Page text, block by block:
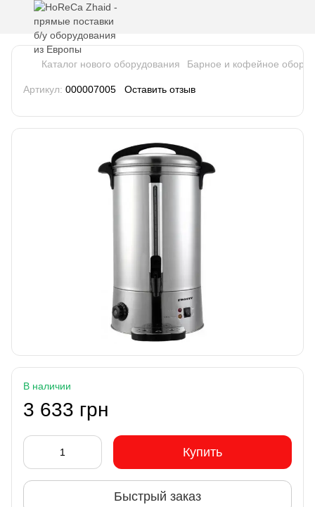
Каталог нового оборудования Барное и кофейное
Артикул: 000007005 Оставить отзыв
В наличии
3 633 грн
Купить
Быстрый заказ